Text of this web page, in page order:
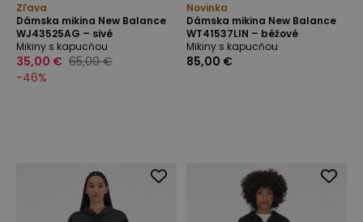
Zľava
Dámska mikina New Balance
WJ43525AG – sivé
Mikiny s kapucňou
35,00 € 65,00 €
-46%
Novinka
Dámska mikina New Balance
WT41537LIN – béžové
Mikiny s kapucňou
85,00 €